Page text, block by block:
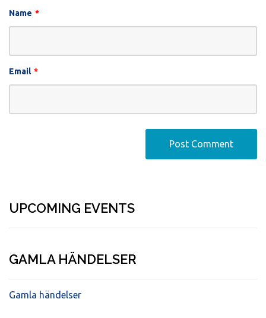
Name *
Email *
UPCOMING EVENTS
GAMLA HÄNDELSER
Gamla händelser